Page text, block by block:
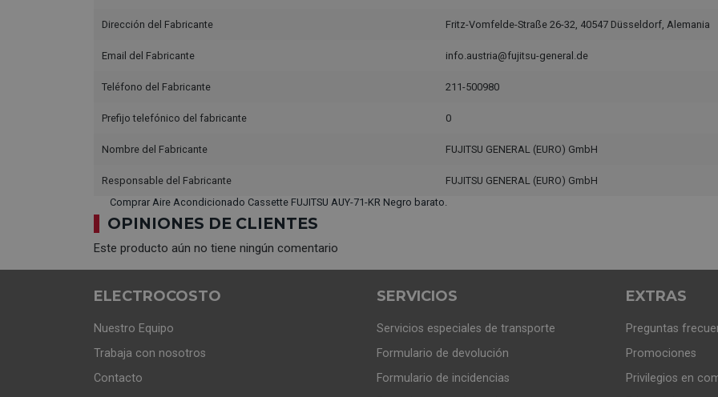
Dirección del Fabricante Fritz-Vomfelde-Straße 26-32, 40547 Düsseldorf, Alemania
Email del Fabricante info.austria@fujitsu-general.de
Teléfono del Fabricante 211-500980
Prefijo telefónico del fabricante 0
Nombre del Fabricante FUJITSU GENERAL (EURO) GmbH
Responsable del Fabricante
FUJITSU GENERAL (EURO) GmbH
Comprar Aire Acondicionado Cassette FUJITSU AUY-71-KR Negro barato.
OPINIONES DE CLIENTES
Este producto aún no tiene ningún comentario
ELECTROCOSTO
Nuestro Equipo
Trabaja con nosotros
Contacto
SERVICIOS
Servicios especiales de transporte
Formulario de devolución
Formulario de incidencias
EXTRAS
Preguntas
Promociones
Privilegios en